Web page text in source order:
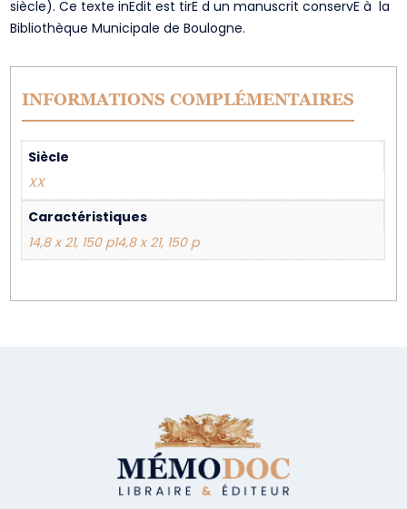
siècle). Ce texte inEdit est tirE d un manuscrit conservE à la
Bibliothèque Municipale de Boulogne.
INFORMATIONS COMPLÉMENTAIRES
Siècle
XX
Caractéristiques
14,8 x 21, 150 p14,8 x 21, 150 p